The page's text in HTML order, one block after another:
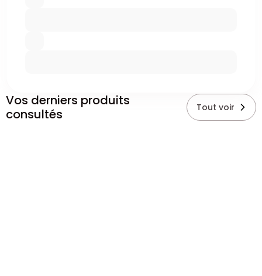
Vos derniers produits
consultés
Tout voir